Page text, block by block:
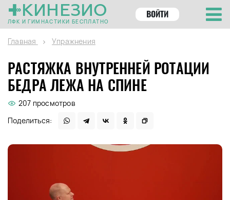
КИНЕЗИО
ЛФК И ГИМНАСТИКИ БЕСПЛАТНО
ВОЙТИ
Главная Упражнения
РАСТЯЖКА ВНУТРЕННЕЙ РОТАЦИИ
БЕДРА ЛЕЖА НА СПИНЕ
207 просмотров
Поделиться: